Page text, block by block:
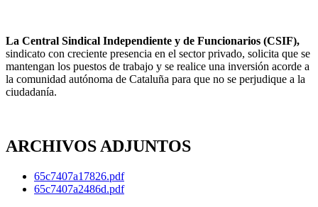
La Central Sindical Independiente y de Funcionarios (CSIF),
sindicato con creciente presencia en el sector privado, solicita que se
mantengan los puestos de trabajo y se realice una inversión acorde a
la comunidad autónoma de Cataluña para que no se perjudique a la
ciudadanía.
ARCHIVOS ADJUNTOS
65c7407a17826.pdf
65c7407a2486d.pdf